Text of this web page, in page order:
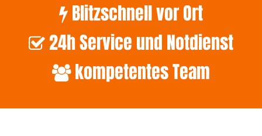
Blitzschnell vor Ort
24h Service und Notdienst
kompetentes Team